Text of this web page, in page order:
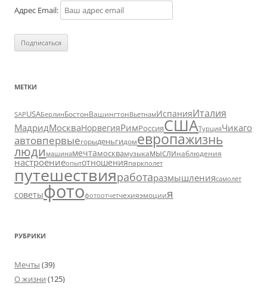
Адрес Email:
МЕТКИ
SAPUSAБерлинБостонВашингтонВьетнамИспанияИталия
МадридМоскваНорвегияРимРоссияСШАТурцияЧикаго
автовпервыегорыденьгидомевропажизнь
люди машинамечтамосквамузыкамыслинаблюдения
настроениеопытотношенияпаркполет
путешествияработаразмышлениясамолет
советыфотофотоотчетчехияэмоциия
РУБРИКИ
Мечты (39)
О жизни (125)